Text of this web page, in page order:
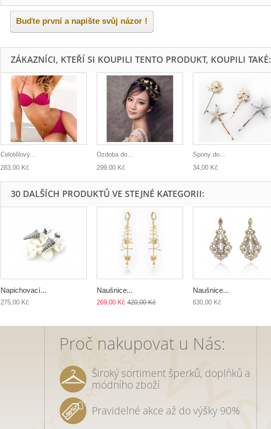
Buďte první a napište svůj názor !
ZÁKAZNÍCI, KTEŘÍ SI KOUPILI TENTO PRODUKT, KOUPILI TAKÉ:
Celotělový...
283,00 Kč
Ozdoba do...
299,00 Kč
Spony do...
34,00 Kč
30 DALŠÍCH PRODUKTŮ VE STEJNÉ KATEGORII:
Napichovací...
275,00 Kč
Naušnice...
269,00 Kč 420,00 Kč
Naušnice...
630,00 Kč
Proč nakupovat u Nás:
Široký sortiment šperků, doplňků a
módního zboží
Pravidelné akce až do výšky 90%